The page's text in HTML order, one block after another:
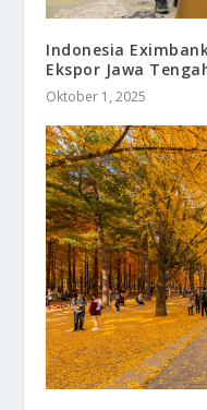
Indonesia
Ekspor Jawa
Oktober 1, 2025